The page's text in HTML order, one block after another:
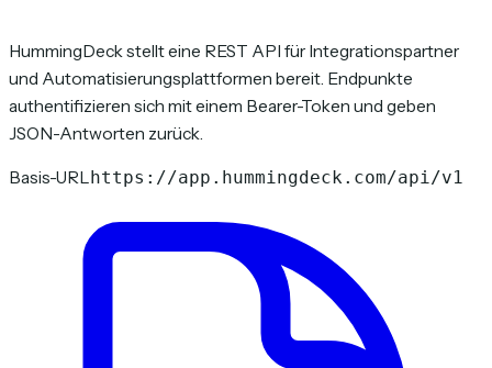
HummingDeck stellt eine REST API für Integrationspartner
und Automatisierungsplattformen bereit. Endpunkte
authentifizieren sich mit einem Bearer-Token und geben
JSON-Antworten zurück.
Basis-URL https://app.hummingdeck.com/api/v1